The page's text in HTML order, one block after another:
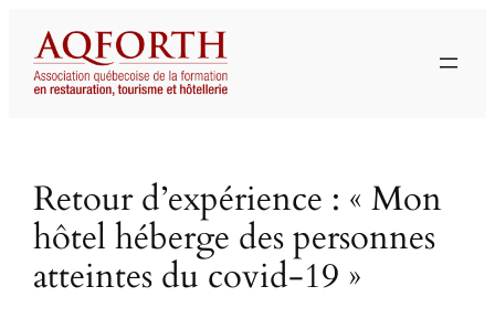
contenu
Retour d’expérience : « Mon
hôtel héberge des personnes
atteintes du covid-19 »